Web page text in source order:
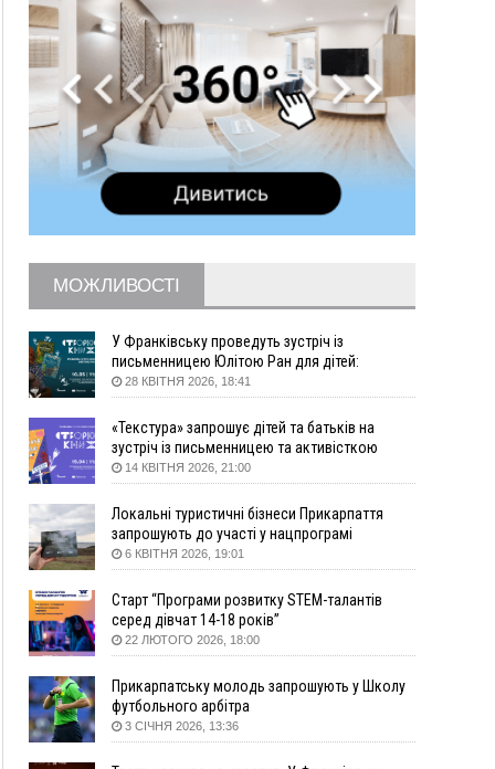
18:42
На лінії зіткнення загинув керівник
пошукового загону "Плацдарм" Олексій Юков
18:11
СБС за дві доби уразили 13 енергооб'єктів на
окупованих територіях
17:20
Українці подали рекордну кількість заяв до
університетів. Які спеціальності обирають
Зарплати на Прикарпатті за місяць зросли на
10%, але до середньої по Україні ще далеко
Франківець, який стріляв біля АЗС, вийшов під
заставу та був повторно затриманий
15:54
Прикарпатець прийшов у Пенсійний та заявив
поліції про гранату, бо йому не нарахували
пенсію
14:59
У Болгарії затримали прикарпатця, який
виготовляв наркотики для міжнародного
синдикату
обирають запобіжний захід
14:02
«Пілот з Лондона» видурив у жительки
Коломийщини майже 64 тисячі гривень
13:13
У четвер на Прикарпатті очікується сильна
спека до 39°
13:00
На Снятинщині спіймали чоловіка, який зливав
12:29
У МОЗ змінили підхід до госпіталізації та
оновили правила роботи стаціонарів
12:07
На межі Прикарпаття і Тернопільщини невідомі
засипали русло Золотої Липи та облаштували
переправу
11:44
У Франківську та Яремче зафіксували нові
МОЖЛИВОСТІ
У Франківську проведуть зустріч із
письменницею Юлітою Ран для дітей:
говоритимуть про серію книг про Мавку
28 КВІТНЯ 2026, 18:41
«Текстура» запрошує дітей та батьків на
зустріч із письменницею та активісткою
Анною Повх
14 КВІТНЯ 2026, 21:00
Локальні туристичні бізнеси Прикарпаття
запрошують до участі у нацпрограмі
«Подорож до себе»
6 КВІТНЯ 2026, 19:01
Старт “Програми розвитку STEM-талантів
серед дівчат 14-18 років”
22 ЛЮТОГО 2026, 18:00
Прикарпатську молодь запрошують у Школу
футбольного арбітра
3 СІЧНЯ 2026, 13:36